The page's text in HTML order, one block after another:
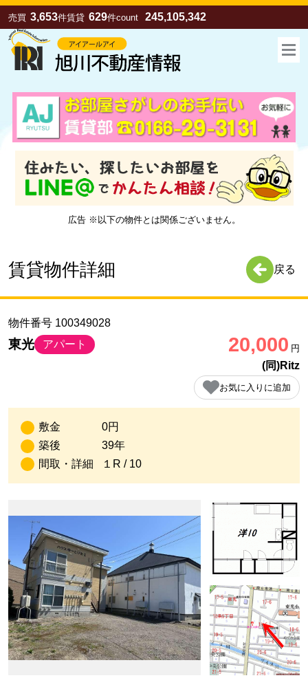
売買 3,653件賃貸 629件count 245,105,342
広告 ※以下の物件とは関係ございません。
賃貸物件詳細 戻る
物件番号 100349028
東光 アパート 20,000 円
(同)Ritz
お気に入りに追加
敷金
0円
築後
39年
間取・詳細
１R / 10